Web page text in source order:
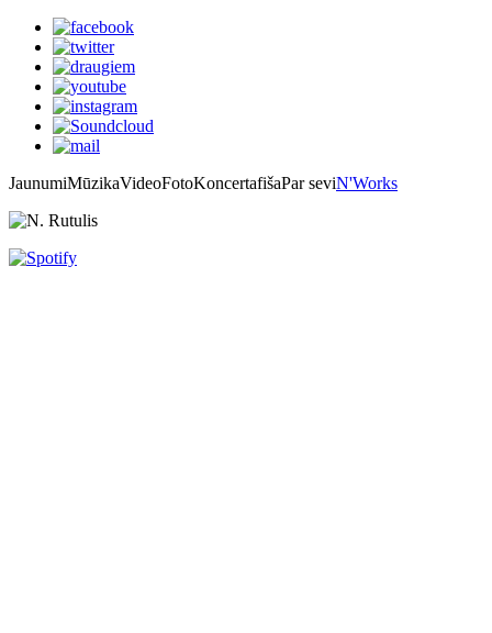
JaunumiMūzikaVideoFotoKoncertafišaPar seviN'Works